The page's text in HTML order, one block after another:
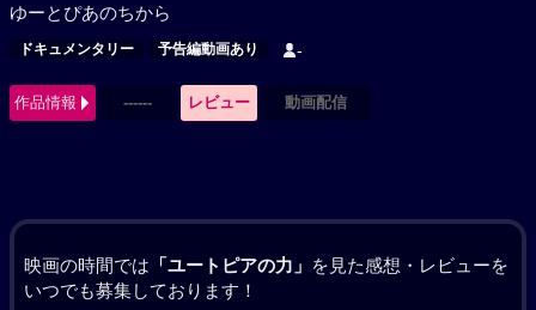
ゆーとぴあのちから
ドキュメンタリー 予告編動画あり -
作品情報 ------ レビュー 動画配信
映画の時間では 「ユートピアの力」 を見た感想・レビューを
いつでも募集しております！